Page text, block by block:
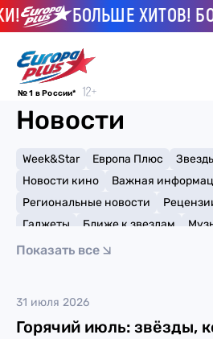
БОЛЬШЕ ХИТОВ!
№ 1 в России*
Новости
Week&Star Европа Плюс
Новости кино
Важная
Региональные новости
Гаджеты
Ближе к звездам
Мемы и тренды
Показать все
31 июля 2026
Горячий июль: звёзды,